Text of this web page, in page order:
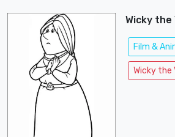
Wicky the
Film &
Wicky the